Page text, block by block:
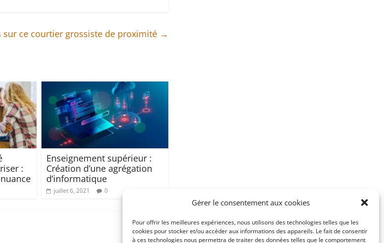
Gérer le consentement aux cookies
Pour offrir les meilleures expériences, nous utilisons des technologies telles que les
cookies pour stocker et/ou accéder aux informations des appareils. Le fait de consentir
à ces technologies nous permettra de traiter des données telles que le comportement
sur ce courtier grossiste de proximité →
:
Enseignement supérieur :
Création d’une agrégation
d’informatique
juillet 6, 2021 0